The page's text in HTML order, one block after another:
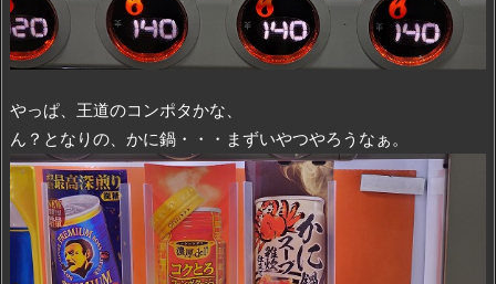
やっぱ、王道のコンポタかな、
ん？となりの、かに鍋・・・まずいやつやろうなぁ。